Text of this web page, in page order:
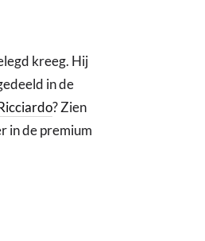
kreeg. Hij
in de
? Zien
in de premium